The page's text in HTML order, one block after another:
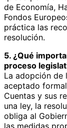
de Economía,
Fondos
práctica las
resolución.
5. ¿Qué
proceso
La adopción de
aceptado
Cuentas y sus
una ley, la
obliga al
las medidas